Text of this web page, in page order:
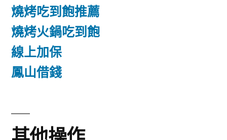
燒烤吃到飽推薦
燒烤火鍋吃到飽
線上加保
鳳山借錢